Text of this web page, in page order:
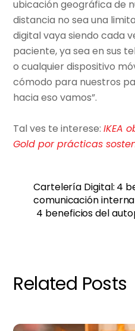
ubicación geográfica de
distancia no sea una
digital vaya siendo cada
paciente, ya sea en sus
o cualquier dispositivo
cómodo para nuestros
hacia eso vamos”.
Tal ves te interese:IKEA
Gold por prácticas
Cartelería Digital: 4
comunicación interna
4 beneficios del
Related Posts